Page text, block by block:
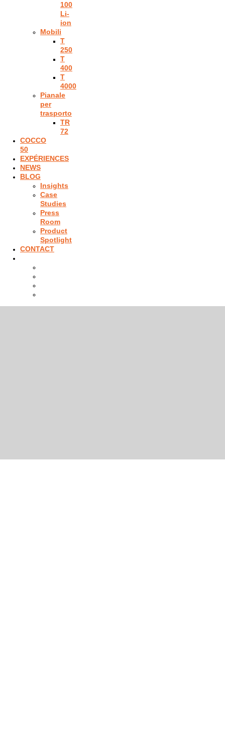
100
Li-
ion
Mobili
T
250
T
400
T
4000
Pianale
per
trasporto
TR
72
COCCO
50
EXPÉRIENCES
NEWS
BLOG
Insights
Case
Studies
Press
Room
Product
Spotlight
CONTACT